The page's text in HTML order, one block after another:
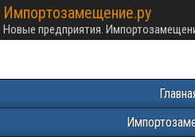
Импортозамещение.ру
Новые предприятия.